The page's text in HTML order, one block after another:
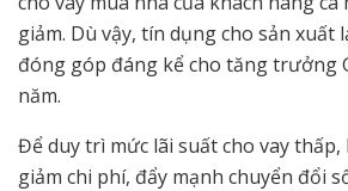
giảm. Dù vậy, tín dụng cho sản xuất
đóng góp đáng kể cho tăng trưởng
năm.
Để duy trì mức lãi suất cho vay
giảm chi phí, đẩy mạnh chuyển đổi